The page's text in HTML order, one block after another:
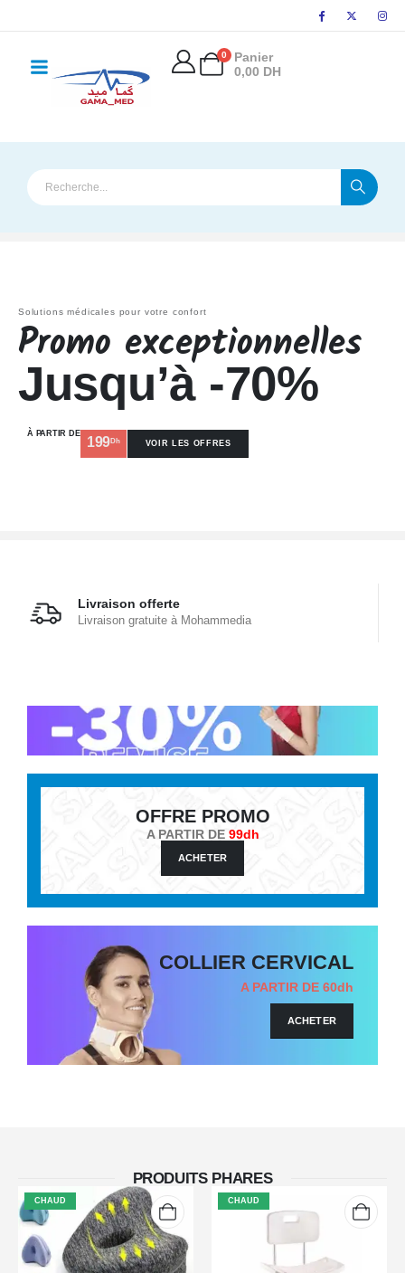
0
Panier
0,00 DH
Solutions médicales pour votre confort
Promo exceptionnelles
Jusqu’à -70%
À PARTIR DE
199Dh VOIR LES OFFRES
Livraison offerte
Livraison gratuite à Mohammedia
OFFRE PROMO
A PARTIR DE 99dh
ACHETER
COLLIER CERVICAL
A PARTIR DE 60dh
ACHETER
PRODUITS PHARES
CHAUD CHAUD